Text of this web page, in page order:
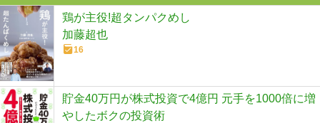
鶏が主役!超タンパクめし
加藤超也
16
貯金40万円が株式投資で4億円 元手を1000倍に増
やしたボクの投資術